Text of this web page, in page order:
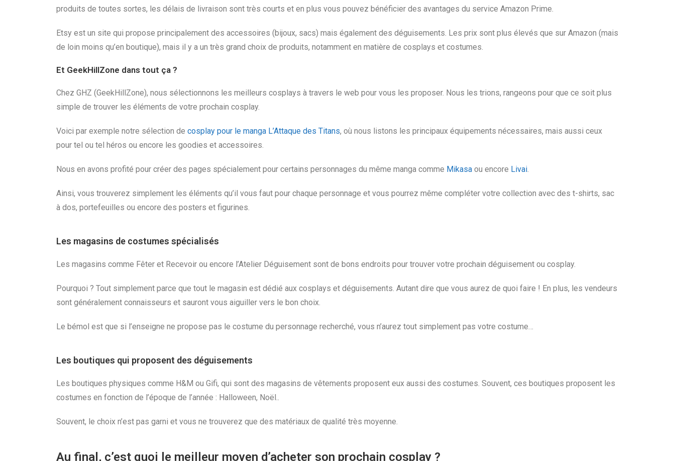
produits de toutes sortes, les délais de livraison sont très courts et en plus vous pouvez bénéficier des avantages du service Amazon Prime.
Etsy est un site qui propose principalement des accessoires (bijoux, sacs) mais également des déguisements. Les prix sont plus élevés que sur Amazon (mais
de loin moins qu’en boutique), mais il y a un très grand choix de produits, notamment en matière de cosplays et costumes.
Et GeekHillZone dans tout ça ?
Chez GHZ (GeekHillZone), nous sélectionnons les meilleurs cosplays à travers le web pour vous les proposer. Nous les trions, rangeons pour que ce soit plus
simple de trouver les éléments de votre prochain cosplay.
Voici par exemple notre sélection de cosplay pour le manga L’Attaque des Titans, où nous listons les principaux équipements nécessaires, mais aussi ceux
pour tel ou tel héros ou encore les goodies et accessoires.
Nous en avons profité pour créer des pages spécialement pour certains personnages du même manga comme Mikasa ou encore Livai.
Ainsi, vous trouverez simplement les éléments qu’il vous faut pour chaque personnage et vous pourrez même compléter votre collection avec des t-shirts, sac
à dos, portefeuilles ou encore des posters et figurines.
Les magasins de costumes spécialisés
Les magasins comme Fêter et Recevoir ou encore l’Atelier Déguisement sont de bons endroits pour trouver votre prochain déguisement ou cosplay.
Pourquoi ? Tout simplement parce que tout le magasin est dédié aux cosplays et déguisements. Autant dire que vous aurez de quoi faire ! En plus, les vendeurs
sont généralement connaisseurs et sauront vous aiguiller vers le bon choix.
Le bémol est que si l’enseigne ne propose pas le costume du personnage recherché, vous n’aurez tout simplement pas votre costume…
Les boutiques qui proposent des déguisements
Les boutiques physiques comme H&M ou Gifi, qui sont des magasins de vêtements proposent eux aussi des costumes. Souvent, ces boutiques proposent les
costumes en fonction de l’époque de l’année : Halloween, Noël..
Souvent, le choix n’est pas garni et vous ne trouverez que des matériaux de qualité très moyenne.
Au final, c’est quoi le meilleur moyen d’acheter son prochain cosplay ?